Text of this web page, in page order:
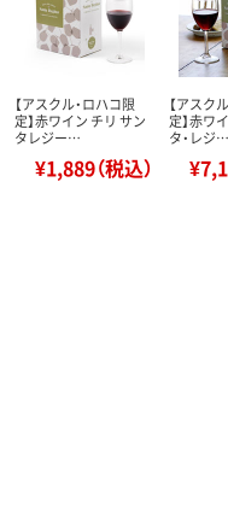
【アスクル・ロハコ限
定】赤ワイン チリ サン
タレジー…
¥1,889（税込）
【アスク
定】赤ワ
タ・レジ…